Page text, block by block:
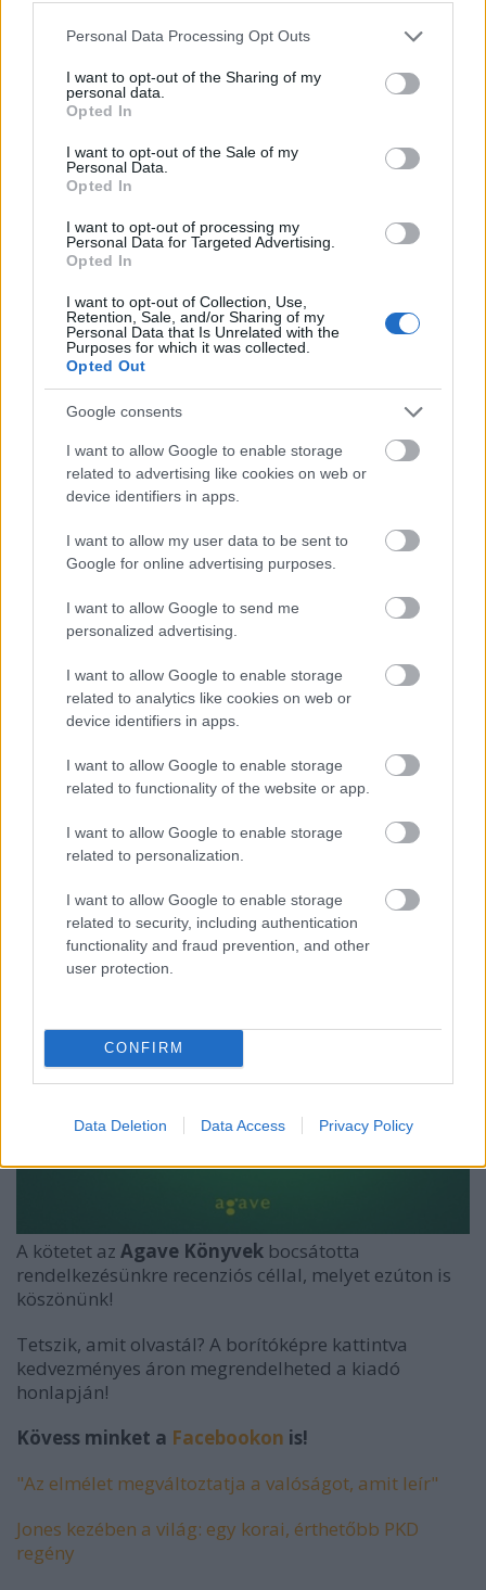
Please note that this website/app uses one or more Google
not limited to your visit or usage behaviour. You may click to
grant or deny consent to Google and its third-party tags to
use your data for below specified purposes in below Google
consent section.
Personal Data Processing Opt Outs
I want to opt-out of the Sharing of my
personal data.
Opted In
I want to opt-out of the Sale of my
Personal Data.
Opted In
I want to opt-out of processing my
Personal Data for Targeted Advertising.
Opted In
I want to opt-out of Collection, Use,
Retention, Sale, and/or Sharing of my
Personal Data that Is Unrelated with the
Purposes for which it was collected.
Opted Out
Google consents
I want to allow Google to enable storage
related to advertising like cookies on web or
device identifiers in apps.
I want to allow my user data to be sent to
Google for online advertising purposes.
I want to allow Google to send me
personalized advertising.
I want to allow Google to enable storage
related to analytics like cookies on web or
device identifiers in apps.
I want to allow Google to enable storage
related to functionality of the website or app.
I want to allow Google to enable storage
related to personalization.
I want to allow Google to enable storage
related to security, including authentication
functionality and fraud prevention, and other
user protection.
CONFIRM
Data Deletion Data Access Privacy Policy
És itt jön a képbe a szerelő, akinek Arnie kiadja a
lelassítani az időt Manfrednek, hogy képesek
legyenek vele kommunikálni. A jövőbe látás
egy ilyen aljas embernél van ez a képesség.
Nem lett a kedvenc Dick könyvem, de sok dolog
nagyon tetszett. Például, hogy mindhárom
főszereplőt nyomon követjük. Látjuk a vízióikat,
ráadásul egy-egy szituációt több szereplő
szempontjából is végignézhetjük és úgy megkavarja
a szerző a szálakat, hogy már nekünk sincs
fogalmunk róla, hogy kinek a valósága az igazi.
Aztán ott vannak Manfred víziói. Nagyon nem
szeretnék a fejében zajló világban élni, de két másik
főszereplőnk lassan elveszik ebben a világban.
Ijesztő, undorító, minden beteg, minden elrohad és
elpusztul. Az egész könyv ilyen komor, letargikus,
amelyben lecsúszott, szétesett emberek drámái
között ismerjük meg a közelgő katasztrófát és a
harcot az elkerülésére.
A kötetet az Agave Könyvek bocsátotta
rendelkezésünkre recenziós céllal, melyet ezúton is
köszönünk!
Tetszik, amit olvastál? A borítóképre kattintva
kedvezményes áron megrendelheted a kiadó
honlapján!
Kövess minket a Facebookon is!
"Az elmélet megváltoztatja a valóságot, amit leír"
Jones kezében a világ: egy korai, érthetőbb PKD
regény